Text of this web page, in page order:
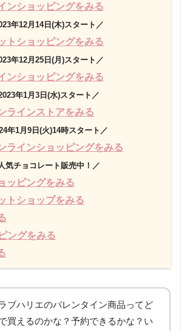
ンショッピングをみる
年12月14日(木)スタート／
トショッピングをみる
年12月25日(月)スタート／
ンショッピングをみる
年1月3日(水)スタート／
ラインストアをみる
年1月9日(火)14時スタート／
ラインショッピングをみる
気チョコレート販売中！／
ッピングをみる
トショップをみる
ングをみる
ブハリエのバレンタイン商品ってど
買えるのかな？予約できるかな？い